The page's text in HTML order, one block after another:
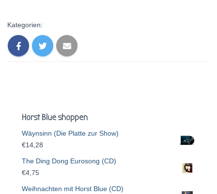
Kategorien:
Horst Blue shoppen
Wäynsinn (Die Platte zur Show)
€14,28
The Ding Dong Eurosong (CD)
€4,75
Weihnachten mit Horst Blue (CD)